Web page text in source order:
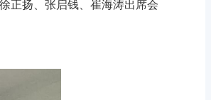
正扬、张启钱、崔海涛出席会